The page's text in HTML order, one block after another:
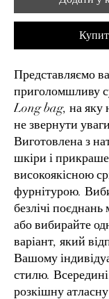
Представляємо
приголомшливу
Long bag, на яку
не звернути
Виготовлена з
шкіри і
високоякісною
фурнітурою.
безлічі поєднань
або вибирайте
варіант, який
Вашому
стилю.
розкішну